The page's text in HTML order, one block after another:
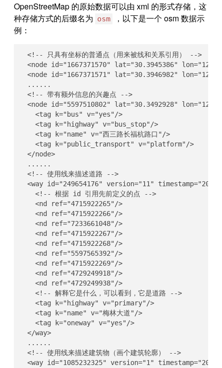
OpenStreetMap 的原始数据可以由 xml 的形式存储，这
种存储方式的后缀名为 osm
，以下是一个 osm 数据示
例：
  <!-- 只具有坐标的普通点（用来被线和关系引用） -->
<node id="1667371570" lat="30.3945386"
<node id="1667371571" lat="30.3946982"
  ......
  <!-- 带有额外信息的兴趣点 -->
<node id="5597510802" lat="30.3492928"
    <tag k="bus" v="yes"/>
    <tag k="highway" v="bus_stop"/>
    <tag k="name" v="西三路长福杭路口"/>
    <tag k="public_transport" v="platform"/>
  </node>
  ......
  <!-- 使用线来描述道路 -->
<way id="249654176" version="11"
    <!-- 根据 id 引用先前定义的点 -->
    <nd ref="4715922265"/>
    <nd ref="4715922266"/>
    <nd ref="7233661048"/>
    <nd ref="4715922267"/>
    <nd ref="4715922268"/>
    <nd ref="5597565392"/>
    <nd ref="4715922269"/>
    <nd ref="4729249918"/>
    <nd ref="4729249938"/>
    <!-- 解释它是什么，可以看到，它是道路 -->
    <tag k="highway" v="primary"/>
    <tag k="name" v="梅林大道"/>
    <tag k="oneway" v="yes"/>
  </way>
  ......
  <!-- 使用线来描述建筑物（画个建筑轮廓） -->
<way id="1085232325" version="1"